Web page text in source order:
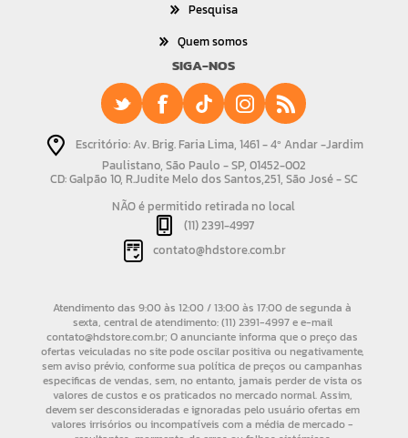
Pesquisa
Quem somos
SIGA-NOS
Escritório: Av. Brig. Faria Lima, 1461 - 4º Andar -Jardim
Paulistano, São Paulo - SP, 01452-002
CD: Galpão 10, R.Judite Melo dos Santos,251, São José - SC
NÃO é permitido retirada no local
(11) 2391-4997
contato@hdstore.com.br